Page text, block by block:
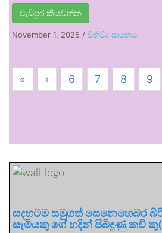
වැඩිපුර කියවන්න
November 1, 2025 / විනිවිද සායනය
« ‹ 6 7 8 9
සදහටම සමුගත් සෙනෙහෙබර
සැමියකු ගේ හදින් පිබිදුණු කවි